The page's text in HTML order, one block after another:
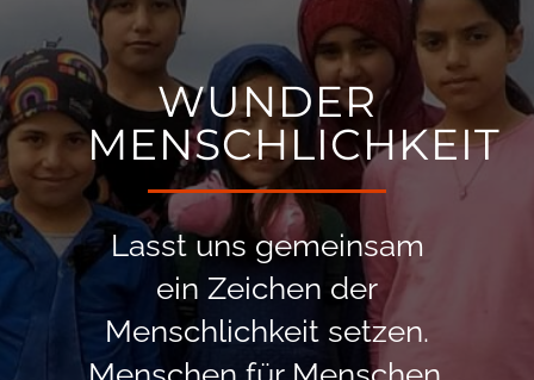
WUNDER
MENSCHLICHKEIT
Lasst uns gemeinsam
ein Zeichen der
Menschlichkeit setzen.